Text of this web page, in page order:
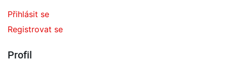
Přihlásit se
Registrovat se
Profil